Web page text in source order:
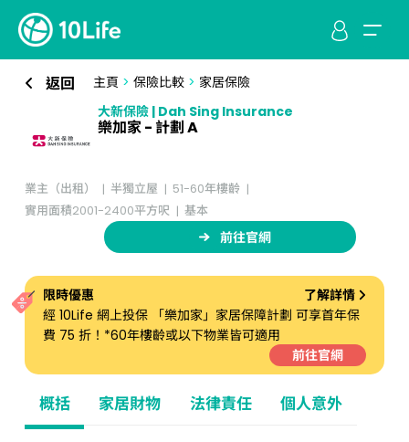
返回 主頁 > 保險比較> 家居保險
大新保險 | Dah Sing Insurance
樂加家 - 計劃 A
業主（出租） 半獨立屋
51-60年樓齡
實用面積2001-2400平方呎
基本
前往官網
概括 家居財物 法律責任 個人意外
限時優惠
了解詳情
經 10Life 網上投保 「樂加家」家居保障計劃 可享首年保
費 75 折！*60年樓齡或以下物業皆可適用
前往官網